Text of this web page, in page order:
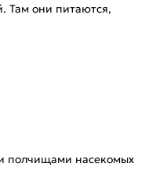
Там они питаются,
полчищами насекомых